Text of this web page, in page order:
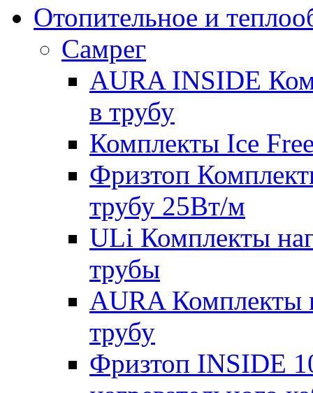
Отопительное и
Самрег
AURA INSIDE
в трубу
Комплекты Ice
Фризтоп
трубу 25Вт/м
ULi Комплекты
трубы
AURA Комплекты
трубу
Фризтоп INSIDE